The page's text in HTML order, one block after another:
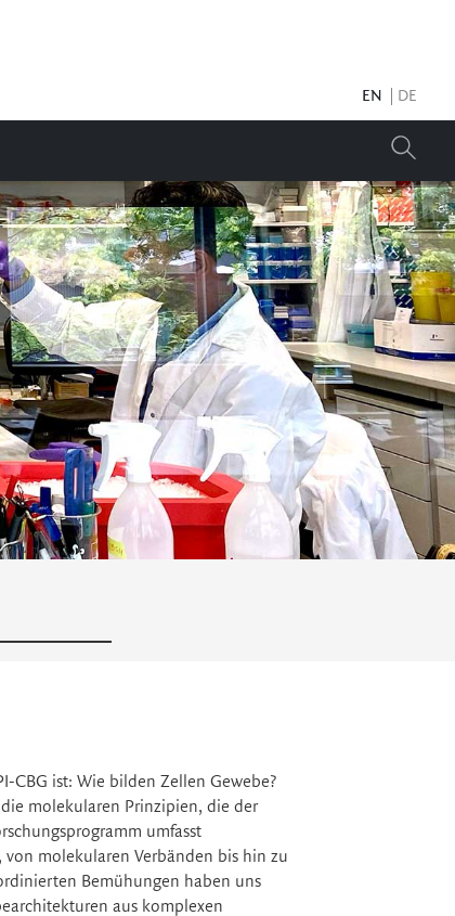
EN DE
CBG ist: Wie bilden Zellen Gewebe?
molekularen Prinzipien, die der
umfasst
molekularen Verbänden bis hin zu
Bemühungen haben uns
aus komplexen